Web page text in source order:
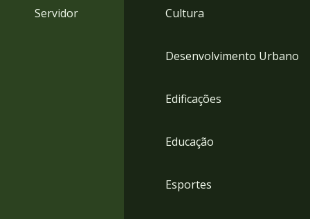
Servidor Cultura
Desenvolvimento Urbano
Edificações
Educação
Esportes